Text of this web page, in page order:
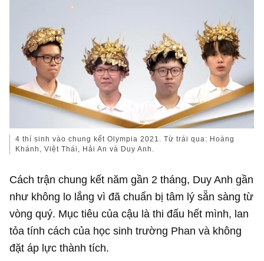
4 thí sinh vào chung kết Olympia 2021. Từ trái qua: Hoàng
Khánh, Việt Thái, Hải An và Duy Anh.
Cách trận chung kết năm gần 2 tháng, Duy Anh gần
như không lo lắng vì đã chuẩn bị tâm lý sẵn sàng từ
vòng quý. Mục tiêu của cậu là thi đấu hết mình, lan
đặt áp lực thành tích.
Chia sẻ về đối thủ sắp tới, Duy Anh đánh giá
Nguyễn Thiện Hải An (THPT chuyên Khoa học Tự
nhiên, ĐH Khoa học Tự nhiên - ĐH Quốc gia Hà